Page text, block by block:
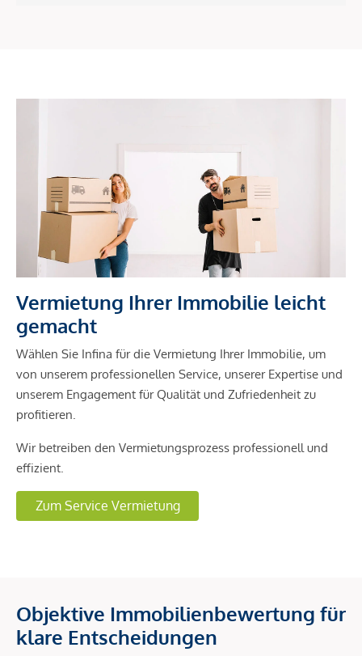
Vermietung Ihrer Immobilie leicht
gemacht
Wählen Sie Infina für die Vermietung Ihrer Immobilie, um
von unserem professionellen Service, unserer Expertise und
unserem Engagement für Qualität und Zufriedenheit zu
profitieren.
Wir betreiben den Vermietungsprozess professionell und
effizient.
Zum Service Vermietung
Objektive Immobilienbewertung für
klare Entscheidungen